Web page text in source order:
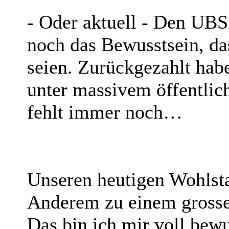
- Oder aktuell - Den
noch das Bewusstsein,
seien. Zurückgezahlt
unter massivem
fehlt immer noch…
Unseren heutigen
Anderem zu einem
Das bin ich mir voll